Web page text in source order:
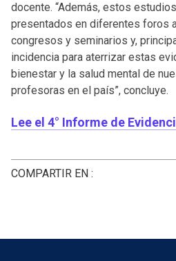
docente. “Además, estos
presentados en diferentes foros
congresos y seminarios y,
incidencia para aterrizar estas
bienestar y la salud mental de
profesoras en el país”, concluye.
Lee el 4° Informe de
COMPARTIR EN :